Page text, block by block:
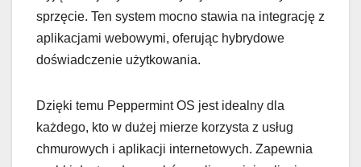
sprzęcie. Ten system mocno stawia na integrację z
aplikacjami webowymi, oferując hybrydowe
doświadczenie użytkowania.
Dzięki temu Peppermint OS jest idealny dla
każdego, kto w dużej mierze korzysta z usług
chmurowych i aplikacji internetowych. Zapewnia